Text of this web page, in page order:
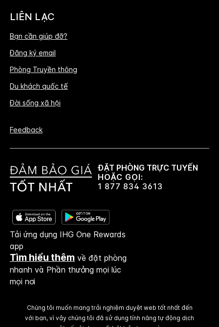
LIÊN LẠC
Bạn cần giúp đỡ?
Đăng ký email
Phòng Truyền thông
Du khách quốc tế
Đời sống xã hội
Feedback
ĐẶT PHÒNG TRỰC TUYẾN
HOẶC GỌI:
1 877 834 3613
Tải ứng dụng IHG One Rewards
app
Tìm hiểu thêm về đặt phòng
nhanh và Phần thưởng mọi lúc
mọi nơi
Chúng tôi muốn mang trải nghiệm duyệt web tốt nhất đến
với bạn, vì vậy chúng tôi đã sử dụng tính năng tự động dịch